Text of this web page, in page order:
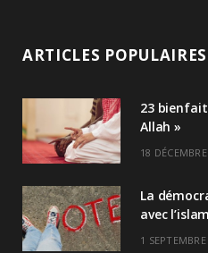
ARTICLES POPULAIRES
23
Allah »
18
La
avec
1